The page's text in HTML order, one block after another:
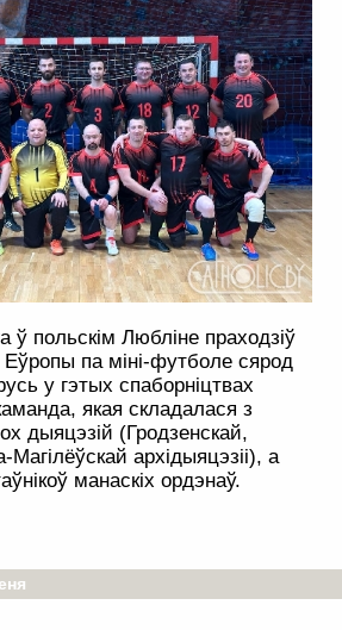
ў польскім Любліне праходзіў
Еўропы па міні-футболе сярод
у гэтых спаборніцтвах
якая складалася з
дыяцэзій (Гродзенскай,
Магілёўскай архідыяцэзіі), а
манаскіх ордэнаў.